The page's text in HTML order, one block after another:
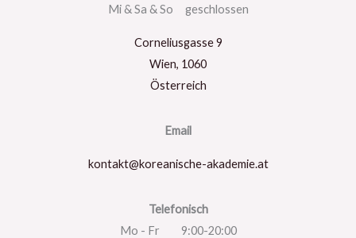
Mi & Sa & So geschlossen
Corneliusgasse 9
Wien, 1060
Österreich
Email
kontakt@koreanische-akademie.at
Telefonisch
Mo - Fr 9:00-20:00